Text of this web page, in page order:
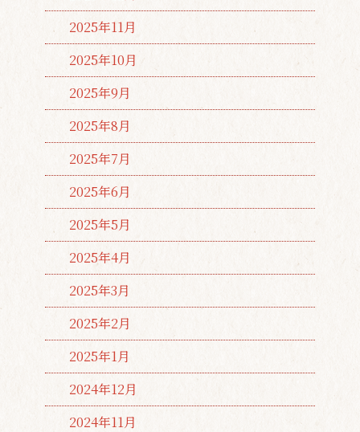
2025年11月
2025年10月
2025年9月
2025年8月
2025年7月
2025年6月
2025年5月
2025年4月
2025年3月
2025年2月
2025年1月
2024年12月
2024年11月